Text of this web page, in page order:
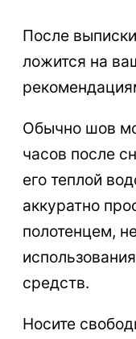
После
ложится на
Обычно шов
часов после
его теплой
аккуратно
полотенцем,
средств.
Носите